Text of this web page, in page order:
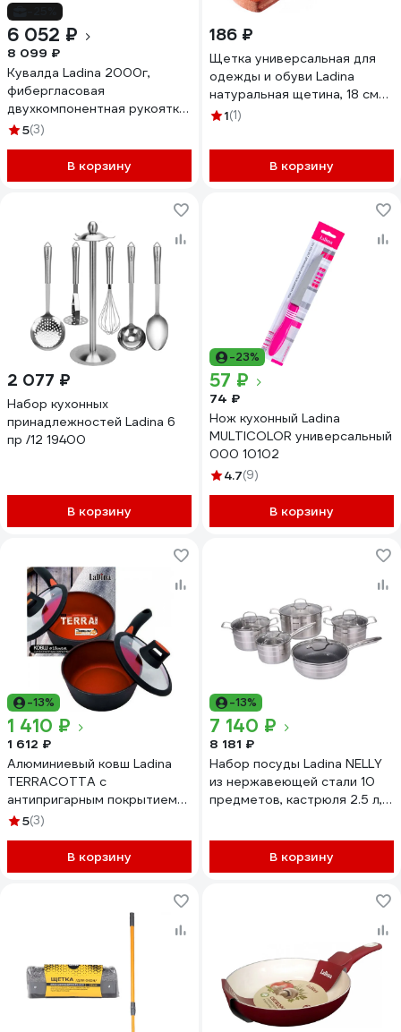
6 052 ₽
8 099 ₽
Кувалда Ladina 2000г,
фибергласовая
двухкомпонентная рукоятка
302-003
5(3)
В корзину
186 ₽
Щетка универсальная для
одежды и обуви Ladina
натуральная щетина, 18 см
300102-9
1(1)
В корзину
2 077 ₽
Набор кухонных
принадлежностей Ladina 6
пр /12 19400
В корзину
-23%
57 ₽
74 ₽
Нож кухонный Ladina
MULTICOLOR универсальный
000 10102
4.7(9)
В корзину
-13%
1 410 ₽
1 612 ₽
Алюминиевый ковш Ladina
TERRACOTTA с
антипригарным покрытием
диаметр 18 см 1.6 л 50018
5(3)
В корзину
-13%
7 140 ₽
8 181 ₽
Набор посуды Ladina NELLY
из нержавеющей стали 10
предметов, кастрюля 2.5 л,
В корзину